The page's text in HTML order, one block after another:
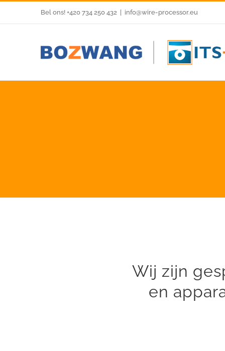
to
Bel ons! +420 734 250 432 info@wire-processor.eu
Wij zijn
en